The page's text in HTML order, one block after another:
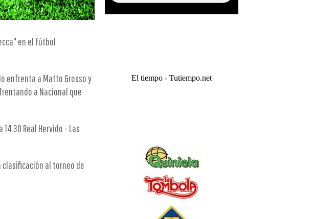
en el fútbol
enfrenta a Matto Grosso y
a Nacional que
Real Hervido - Las
clasificación al torneo de
El tiempo - Tutiempo.net